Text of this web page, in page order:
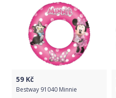
59 Kč
Bestway 91040 Minnie